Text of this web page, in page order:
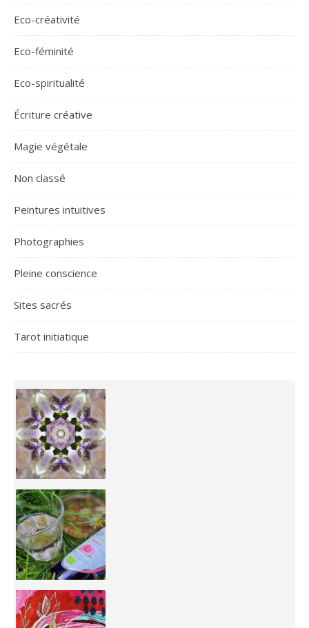
Eco-créativité
Eco-féminité
Eco-spiritualité
Écriture créative
Magie végétale
Non classé
Peintures intuitives
Photographies
Pleine conscience
Sites sacrés
Tarot initiatique
Inhabit your body and understand its